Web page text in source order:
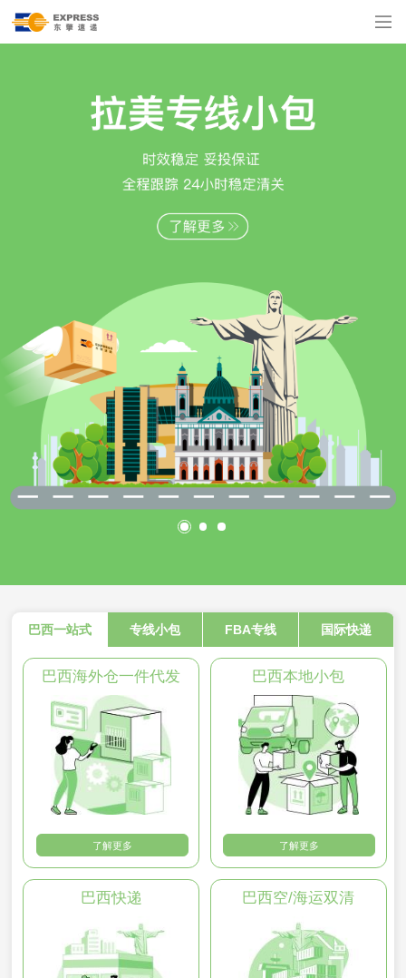
巴西一站式 专线小包 FBA专线 国际快递
巴西海外仓一件代发
了解更多
巴西本地小包
了解更多
巴西快递 巴西空/海运双清